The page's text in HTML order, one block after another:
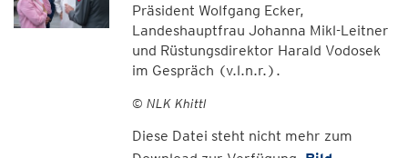
Präsident Wolfgang Ecker,
Landeshauptfrau Johanna Mikl-Leitner
und Rüstungsdirektor Harald Vodosek
im Gespräch (v.l.n.r.).
© NLK Khittl
Diese Datei steht nicht mehr zum